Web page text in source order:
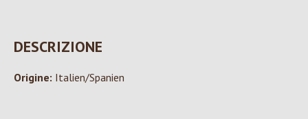
DESCRIZIONE
Origine: Italien/Spanien